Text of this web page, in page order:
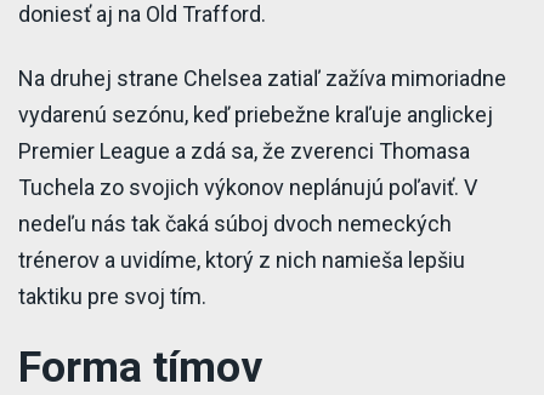
doniesť aj na Old Trafford.
Na druhej strane Chelsea zatiaľ zažíva mimoriadne
vydarenú sezónu, keď priebežne kraľuje anglickej
Premier League a zdá sa, že zverenci Thomasa
Tuchela zo svojich výkonov neplánujú poľaviť. V
nedeľu nás tak čaká súboj dvoch nemeckých
trénerov a uvidíme, ktorý z nich namieša lepšiu
taktiku pre svoj tím.
Forma tímov